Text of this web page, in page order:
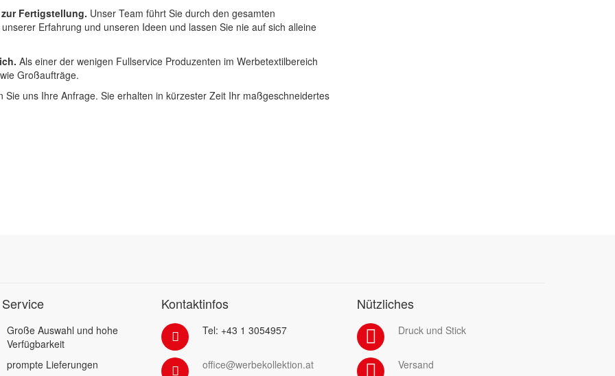
Fertigstellung. Unser Team führt Sie durch den gesamten
Erfahrung und unseren Ideen und lassen Sie nie auf sich alleine
Als einer der wenigen Fullservice Produzenten im Werbetextilbereich
Großaufträge.
uns Ihre Anfrage. Sie erhalten in kürzester Zeit Ihr maßgeschneidertes
Große Auswahl und hohe
Verfügbarkeit
prompte Lieferungen
Kontaktinfos
Tel: +43 1 3054957
office@werbekollektion.at
Nützliches
Druck und Stick
Versand